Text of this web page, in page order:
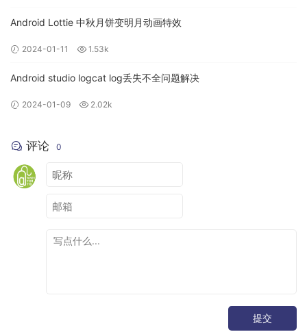
Android Lottie 中秋月饼变明月动画特效
2024-01-11 1.53k
Android studio logcat log丢失不全问题解决
2024-01-09 2.02k
评论 0
提交